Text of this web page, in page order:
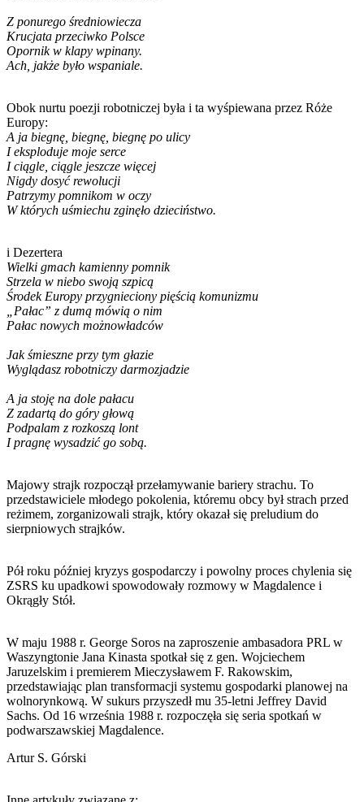
Z ponurego średniowiecza
Krucjata przeciwko Polsce
Opornik w klapy wpinany.
Ach, jakże było wspaniale.
Obok nurtu poezji robotniczej była i ta wyśpiewana przez Róże
Europy:
A ja biegnę, biegnę, biegnę po ulicy
I eksploduje moje serce
I ciągle, ciągle jeszcze więcej
Nigdy dosyć rewolucji
Patrzymy pomnikom w oczy
W których uśmiechu zginęło dzieciństwo.
i Dezertera
Wielki gmach kamienny pomnik
Strzela w niebo swoją szpicą
Środek Europy przygnieciony pięścią komunizmu
„Pałac” z dumą mówią o nim
Pałac nowych możnowładców
Jak śmieszne przy tym głazie
Wyglądasz robotniczy darmozjadzie
A ja stoję na dole pałacu
Z zadartą do góry głową
Podpalam z rozkoszą lont
I pragnę wysadzić go sobą.
Majowy strajk rozpoczął przełamywanie bariery strachu. To
przedstawiciele młodego pokolenia, któremu obcy był strach przed
reżimem, zorganizowali strajk, który okazał się preludium do
sierpniowych strajków.
Pół roku później kryzys gospodarczy i powolny proces chylenia się
ZSRS ku upadkowi spowodowały rozmowy w Magdalence i
Okrągły Stół.
W maju 1988 r. George Soros na zaproszenie ambasadora PRL w
Waszyngtonie Jana Kinasta spotkał się z gen. Wojciechem
Jaruzelskim i premierem Mieczysławem F. Rakowskim,
przedstawiając plan transformacji systemu gospodarki planowej na
wolnorynkową. W sukurs przyszedł mu 35-letni Jeffrey David
Sachs. Od 16 września 1988 r. rozpoczęła się seria spotkań w
podwarszawskiej Magdalence.
Artur S. Górski